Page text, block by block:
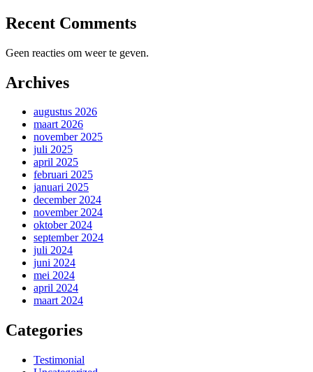
Recent Comments
Geen reacties om weer te geven.
Archives
augustus 2026
maart 2026
november 2025
juli 2025
april 2025
februari 2025
januari 2025
december 2024
november 2024
oktober 2024
september 2024
juli 2024
juni 2024
mei 2024
april 2024
maart 2024
Categories
Testimonial